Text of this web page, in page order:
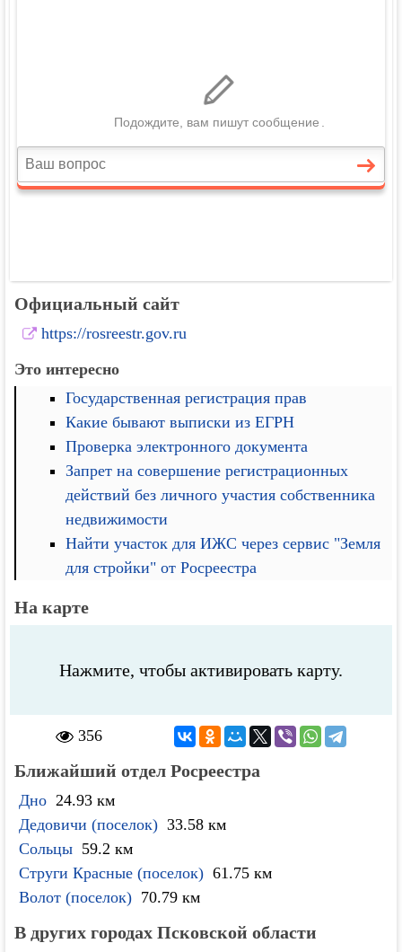
Официальный сайт
https://rosreestr.gov.ru
Это интересно
Государственная регистрация прав
Какие бывают выписки из ЕГРН
Проверка электронного документа
Запрет на совершение регистрационных
действий без личного участия собственника
недвижимости
Найти участок для ИЖС через сервис "Земля
для стройки" от Росреестра
На карте
Нажмите, чтобы активировать карту.
356
Ближайший отдел Росреестра
Дно 24.93 км
Дедовичи (поселок) 33.58 км
Сольцы 59.2 км
Струги Красные (поселок) 61.75 км
Волот (поселок) 70.79 км
В других городах Псковской области